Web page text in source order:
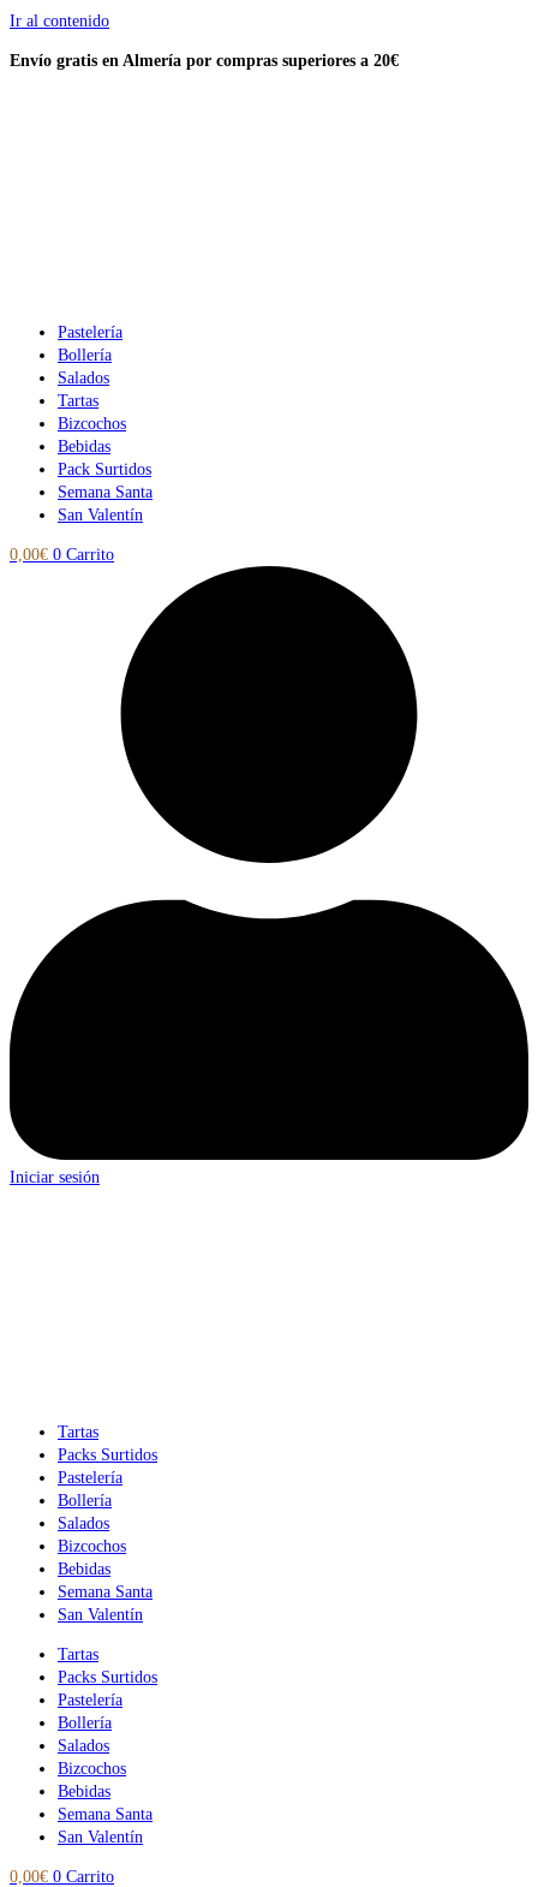
Ir al contenido
Envío gratis en Almería por compras superiores a 20€
Pastelería
Bollería
Salados
Tartas
Bizcochos
Bebidas
Pack Surtidos
Semana Santa
San Valentín
0,00€ 0 Carrito
Iniciar sesión
Tartas
Packs Surtidos
Pastelería
Bollería
Salados
Bizcochos
Bebidas
Semana Santa
San Valentín
Tartas
Packs Surtidos
Pastelería
Bollería
Salados
Bizcochos
Bebidas
Semana Santa
San Valentín
0,00€ 0 Carrito